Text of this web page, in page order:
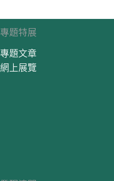
專題特展
專題文章
網上展覽